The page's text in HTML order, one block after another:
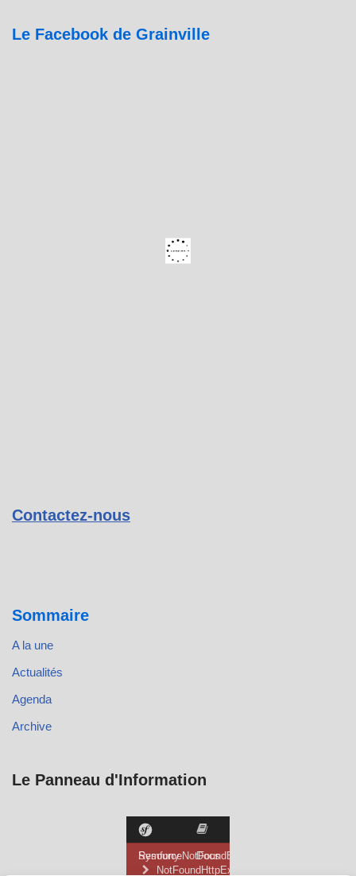
Le Facebook de Grainville
Contactez-nous
Sommaire
A la une
Actualités
Agenda
Archive
Le Panneau d'Information